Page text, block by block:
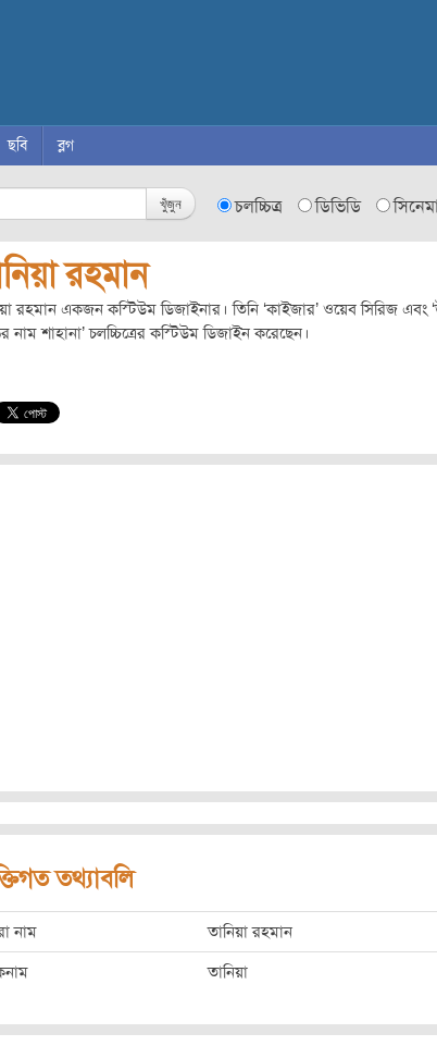
ছবি ব্লগ
খুঁজুন চলচ্চিত্র ডিভিডি
রহমান
রহমান একজন কস্টিউম ডিজাইনার। তিনি ‘কাইজার’ ওয়েব সিরিজ এবং
নাম শাহানা’ চলচ্চিত্রের কস্টিউম ডিজাইন করেছেন।
তথ্যাবলি
নাম তানিয়া রহমান
তানিয়া